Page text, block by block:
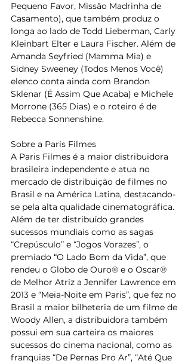
Pequeno Favor, Missão Madrinha de
Casamento), que também produz o
longa ao lado de Todd Lieberman, Carly
Kleinbart Elter e Laura Fischer. Além de
Amanda Seyfried (Mamma Mia) e
Sidney Sweeney (Todos Menos Você)
elenco conta ainda com Brandon
Sklenar (É Assim Que Acaba) e Michele
Morrone (365 Dias) e o roteiro é de
Rebecca Sonnenshine.
Sobre a Paris Filmes
A Paris Filmes é a maior distribuidora
brasileira independente e atua no
mercado de distribuição de filmes no
Brasil e na América Latina, destacando-
se pela alta qualidade cinematográfica.
Além de ter distribuído grandes
sucessos mundiais como as sagas
“Crepúsculo” e “Jogos Vorazes”, o
premiado “O Lado Bom da Vida”, que
rendeu o Globo de Ouro®️ e o Oscar®️
de Melhor Atriz a Jennifer Lawrence em
2013 e “Meia-Noite em Paris”, que fez no
Brasil a maior bilheteria de um filme de
Woody Allen, a distribuidora também
possui em sua carteira os maiores
sucessos do cinema nacional, como as
franquias “De Pernas Pro Ar”, “Até Que